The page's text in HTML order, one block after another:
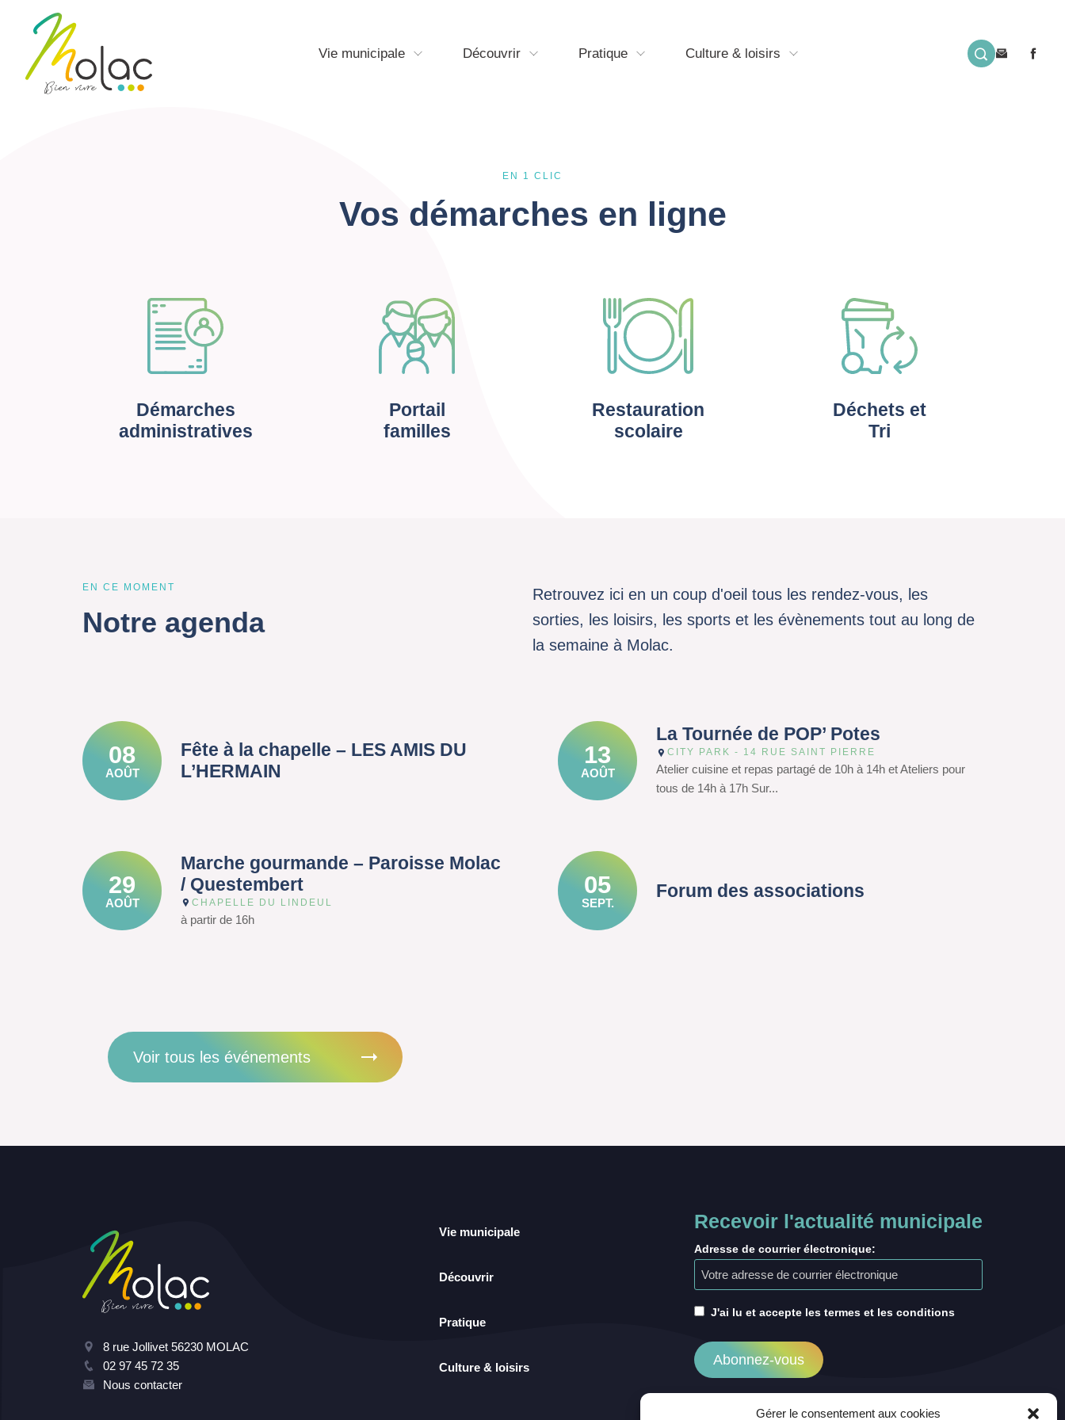
Gérer le consentement aux cookies
Vie municipale Découvrir Pratique Culture & loisirs
EN 1 CLIC
Vos démarches en ligne
Démarches
administratives
Portail
familles
Restauration
scolaire
Déchets et
Tri
EN CE MOMENT
Notre agenda
Retrouvez ici en un coup d'oeil tous les rendez-vous, les
sorties, les loisirs, les sports et les évènements tout au long de
la semaine à Molac.
08
AOÛT
Fête à la chapelle – LES AMIS DU
L’HERMAIN
13
AOÛT
La Tournée de POP’ Potes
CITY PARK - 14 RUE SAINT PIERRE
Atelier cuisine et repas partagé de 10h à 14h et Ateliers pour
tous de 14h à 17h Sur...
29
AOÛT
Marche gourmande – Paroisse Molac
/ Questembert
CHAPELLE DU LINDEUL
à partir de 16h
05
SEPT.
Forum des associations
Voir tous les événements
8 rue Jollivet 56230 MOLAC
02 97 45 72 35
Nous contacter
Vie municipale
Découvrir
Pratique
Culture & loisirs
Recevoir l'actualité municipale
Adresse de courrier électronique:
J'ai lu et accepte les termes et les conditions